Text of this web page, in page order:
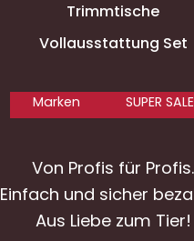
Trimmtische
Vollausstattung Set
Marken SUPER SALE
Von Profis für Profis.
Einfach und sicher
Aus Liebe zum Tier!